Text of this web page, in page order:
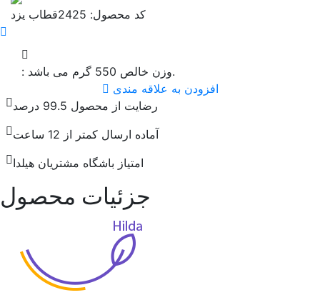
قطاب یزد کد محصول: 2425
:
وزن خالص 550 گرم می باشد.
افزودن به علاقه مندی
رضایت از محصول 99.5 درصد
آماده ارسال کمتر از 12 ساعت
امتیاز باشگاه مشتریان هیلدا
جزئیات محصول